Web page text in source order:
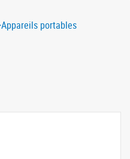
Appareils portables